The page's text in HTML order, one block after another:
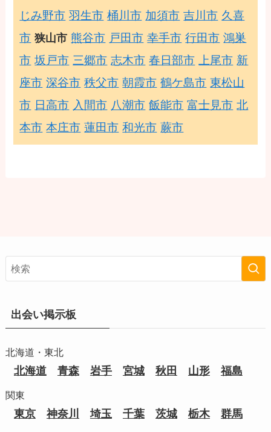
じみ野市 羽生市 桶川市 加須市 吉川市 久喜
市 狭山市 熊谷市 戸田市 幸手市 行田市 鴻巣
市 坂戸市 三郷市 志木市 春日部市 上尾市 新
座市 深谷市 秩父市 朝霞市 鶴ケ島市 東松山
市 日高市 入間市 八潮市 飯能市 富士見市 北
本市 本庄市 蓮田市 和光市 蕨市
出会い掲示板
北海道・東北
北海道 青森 岩手 宮城 秋田 山形 福島
関東
東京 神奈川 埼玉 千葉 茨城 栃木 群馬